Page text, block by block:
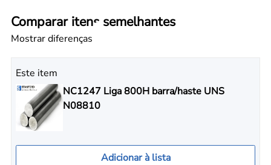
Comparar itens semelhantes
Mostrar diferenças
Este item
NC1247 Liga 800H barra/haste UNS
N08810
Adicionar à lista